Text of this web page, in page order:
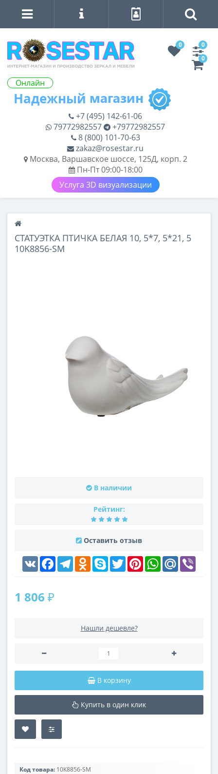
Онлайн
0
0
0
+7 (495) 142-61-06
79772982557
+79772982557
8 (800) 101-70-63
zakaz@rosestar.ru
Москва, Варшавское шоссе, 125Д, корп. 2
Пн-Пт 09:00-18:00
Услуга 3D визуализации
СТАТУЭТКА ПТИЧКА БЕЛАЯ 10, 5*7, 5*21, 5
10K8856-SM
В наличии
Рейтинг:
Оставить отзыв
VK FacebookTelegramOdnoklassniki
Skype Twitter PinterestWhatsAppMail.Ru
1 806 ₽
Нашли дешевле?
В корзину
Купить в один клик
Код товара: 10K8856-SM